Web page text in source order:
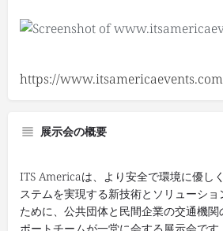
https://
展示会の概要
ITS Americaは、より安全で環境に優し
ステムを実現する新技術とソリューシ
ために、公共団体と民間企業の交通機